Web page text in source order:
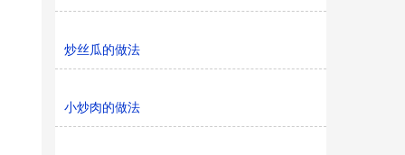
炒丝瓜的做法
小炒肉的做法